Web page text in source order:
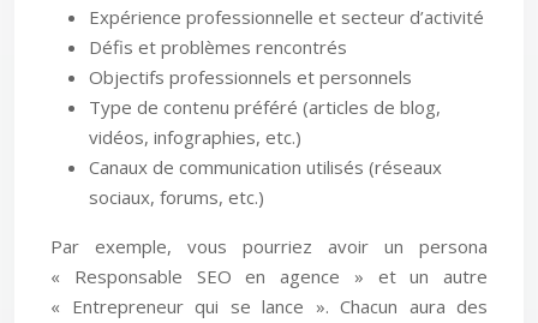
Expérience professionnelle et secteur d’activité
Défis et problèmes rencontrés
Objectifs professionnels et personnels
Type de contenu préféré (articles de blog,
vidéos, infographies, etc.)
Canaux de communication utilisés (réseaux
sociaux, forums, etc.)
Par exemple, vous pourriez avoir un persona
« Responsable SEO en agence » et un autre
« Entrepreneur qui se lance ». Chacun aura des